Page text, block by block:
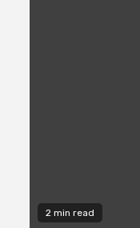
2 min read